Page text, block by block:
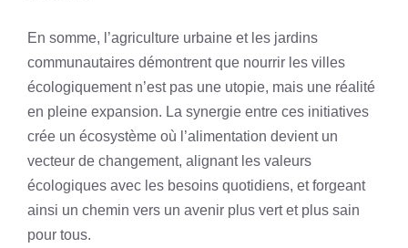
En somme, l’agriculture urbaine et les jardins
communautaires démontrent que nourrir les villes
écologiquement n’est pas une utopie, mais une réalité
en pleine expansion. La synergie entre ces initiatives
crée un écosystème où l’alimentation devient un
vecteur de changement, alignant les valeurs
écologiques avec les besoins quotidiens, et forgeant
ainsi un chemin vers un avenir plus vert et plus sain
pour tous.